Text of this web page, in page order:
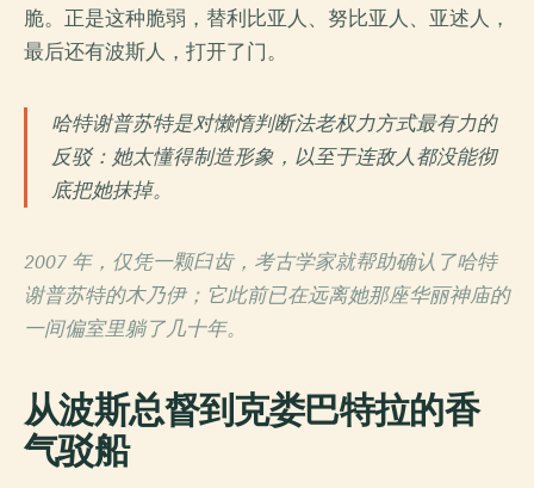
脆。正是这种脆弱，替利比亚人、努比亚人、亚述人，
最后还有波斯人，打开了门。
哈特谢普苏特是对懒惰判断法老权力方式最有力的
反驳：她太懂得制造形象，以至于连敌人都没能彻
底把她抹掉。
2007 年，仅凭一颗臼齿，考古学家就帮助确认了哈特
谢普苏特的木乃伊；它此前已在远离她那座华丽神庙的
一间偏室里躺了几十年。
从波斯总督到克娄巴特拉的香
气驳船